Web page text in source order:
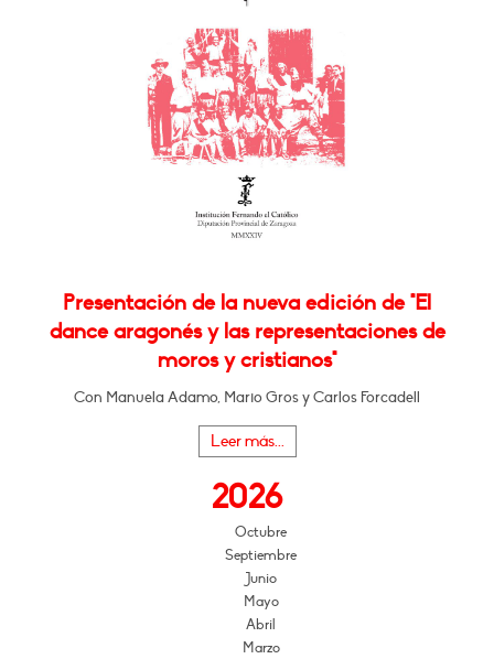
Presentación de la nueva edición de "El
dance aragonés y las representaciones de
moros y cristianos"
Con Manuela Adamo, Mario Gros y Carlos Forcadell
Leer más...
2026
Octubre
Septiembre
Junio
Mayo
Abril
Marzo